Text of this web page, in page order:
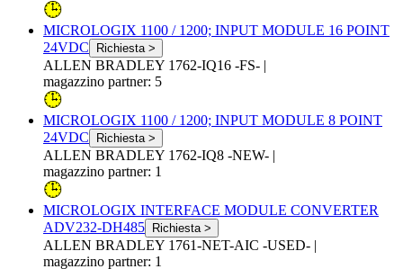
MICROLOGIX 1100 / 1200; INPUT MODULE 16 POINT
24VDC
Richiesta >
ALLEN BRADLEY 1762-IQ16 -FS- |
magazzino partner: 5
MICROLOGIX 1100 / 1200; INPUT MODULE 8 POINT
24VDC
Richiesta >
ALLEN BRADLEY 1762-IQ8 -NEW- |
magazzino partner: 1
MICROLOGIX INTERFACE MODULE CONVERTER
ADV232-DH485
Richiesta >
ALLEN BRADLEY 1761-NET-AIC -USED- |
magazzino partner: 1